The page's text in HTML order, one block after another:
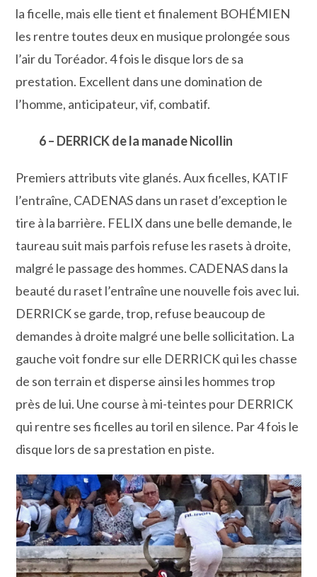
la ficelle, mais elle tient et finalement BOHÉMIEN
les rentre toutes deux en musique prolongée sous
l’air du Toréador. 4 fois le disque lors de sa
prestation. Excellent dans une domination de
l’homme, anticipateur, vif, combatif.
6 – DERRICK de la manade Nicollin
Premiers attributs vite glanés. Aux ficelles, KATIF
l’entraîne, CADENAS dans un raset d’exception le
tire à la barrière. FELIX dans une belle demande, le
taureau suit mais parfois refuse les rasets à droite,
malgré le passage des hommes. CADENAS dans la
beauté du raset l’entraîne une nouvelle fois avec lui.
DERRICK se garde, trop, refuse beaucoup de
demandes à droite malgré une belle sollicitation. La
gauche voit fondre sur elle DERRICK qui les chasse
de son terrain et disperse ainsi les hommes trop
près de lui. Une course à mi-teintes pour DERRICK
qui rentre ses ficelles au toril en silence. Par 4 fois le
disque lors de sa prestation en piste.